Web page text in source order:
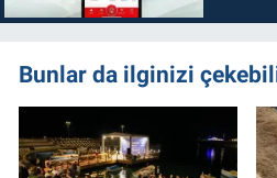
Bunlar da ilginizi